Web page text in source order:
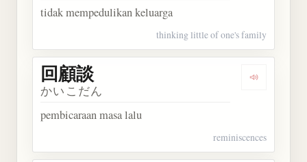
tidak mempedulikan keluarga
thinking little of one's family
Dengarkan
回顧談
かいこだん
pembicaraan masa lalu
reminiscences